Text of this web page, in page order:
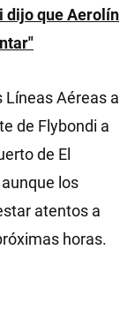
dijo que Aerolín
Líneas Aéreas a
de Flybondi a
de El
los
atentos a
horas.